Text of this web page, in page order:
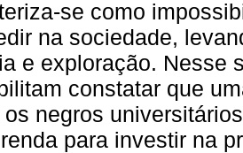
se como
na sociedade,
e exploração. Nesse
constatar que
os negros
para investir na